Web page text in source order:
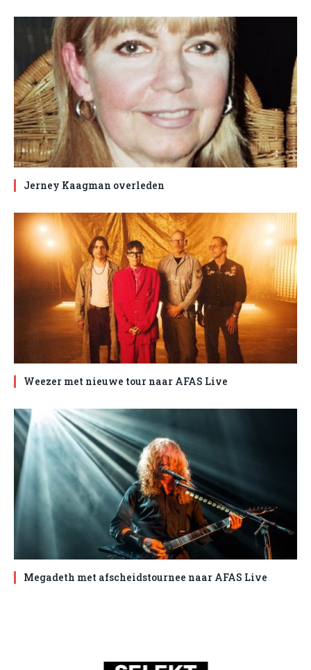
Jerney Kaagman overleden
Weezer met nieuwe tour naar AFAS Live
Megadeth met afscheidstournee naar AFAS Live